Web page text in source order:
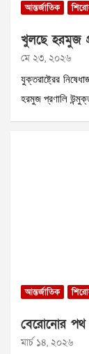
আন্তর্জাতিক
খুলছে হরমুজ
মে ২৩, ২০২৬
যুক্তরাষ্ট্রের
হরমুজ প্রণালি
আন্তর্জাতিক
বেরোনোর পথ
মার্চ ১৪, ২০২৬